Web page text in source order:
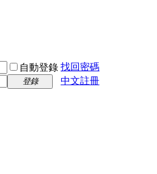
自動登錄 找回密碼
登錄
中文註冊